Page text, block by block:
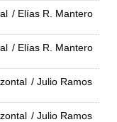
/ Elías R. Mantero
/ Elías R. Mantero
/ Julio Ramos
/ Julio Ramos